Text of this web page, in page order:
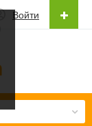
Войти